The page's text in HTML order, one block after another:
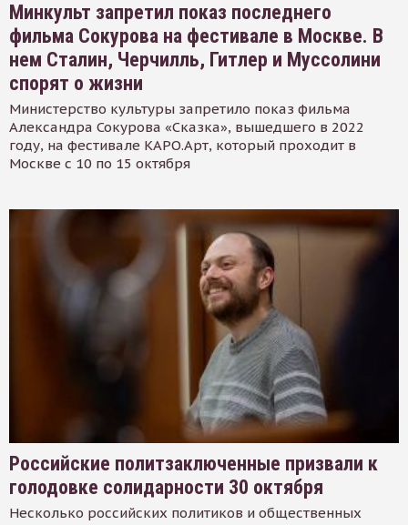
Минкульт запретил показ последнего
фильма Сокурова на фестивале в Москве. В
нем Сталин, Черчилль, Гитлер и Муссолини
спорят о жизни
Министерство культуры запретило показ фильма
Александра Сокурова «Сказка», вышедшего в 2022
году, на фестивале КАРО.Арт, который проходит в
Москве с 10 по 15 октября
Российские политзаключенные призвали к
голодовке солидарности 30 октября
Несколько российских политиков и общественных